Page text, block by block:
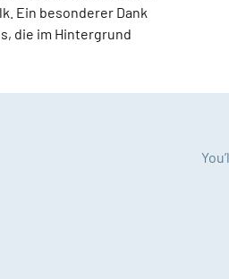
Ein besonderer Dank
die im Hintergrund